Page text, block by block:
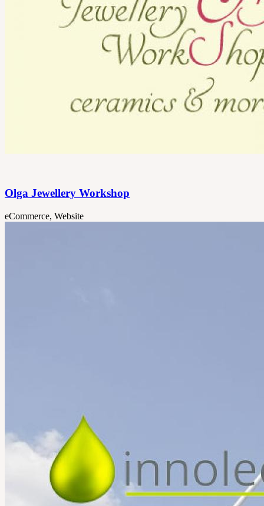
Olga Jewellery Workshop
eCommerce, Website